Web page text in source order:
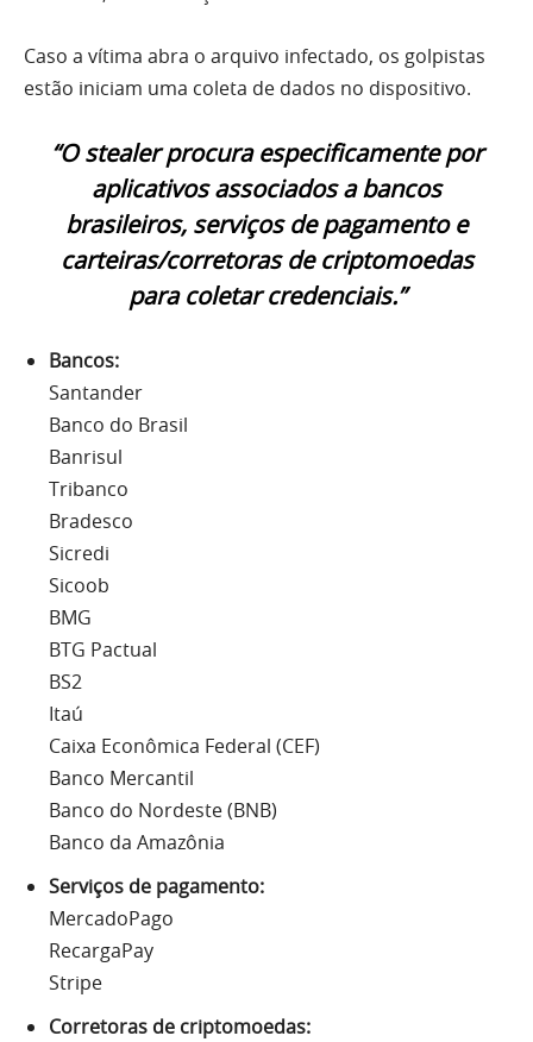
Caso a vítima abra o arquivo infectado, os golpistas
estão iniciam uma coleta de dados no dispositivo.
“O stealer procura especificamente por
aplicativos associados a bancos
brasileiros, serviços de pagamento e
carteiras/corretoras de criptomoedas
para coletar credenciais.”
Bancos:
Santander
Banco do Brasil
Banrisul
Tribanco
Bradesco
Sicredi
Sicoob
BMG
BTG Pactual
BS2
Itaú
Caixa Econômica Federal (CEF)
Banco Mercantil
Banco do Nordeste (BNB)
Banco da Amazônia
Serviços de pagamento:
MercadoPago
RecargaPay
Stripe
Corretoras de criptomoedas: